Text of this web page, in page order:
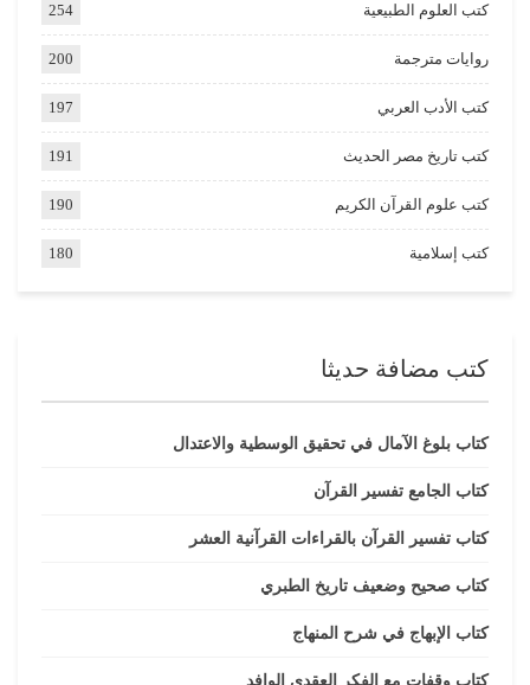
كتب العلوم الطبيعية 254
روايات مترجمة 200
كتب الأدب العربي 197
كتب تاريخ مصر الحديث 191
كتب علوم القرآن الكريم 190
كتب إسلامية 180
كتب مضافة حديثا
كتاب بلوغ الآمال في تحقيق الوسطية والاعتدال
كتاب الجامع تفسير القرآن
كتاب تفسير القرآن بالقراءات القرآنية العشر
كتاب صحيح وضعيف تاريخ الطبري
كتاب الإبهاج في شرح المنهاج
كتاب وقفات مع الفكر العقدي الوافد